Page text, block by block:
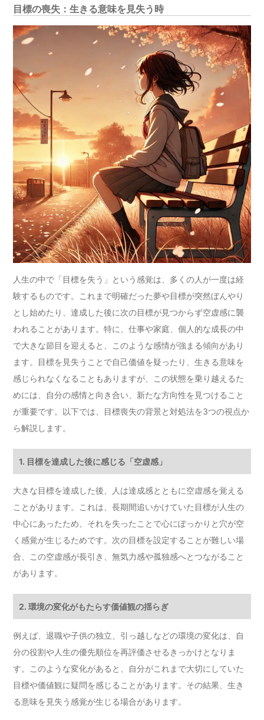
目標の喪失：生きる意味を見失う時
人生の中で「目標を失う」という感覚は、多くの人が一度は経
験するものです。これまで明確だった夢や目標が突然ぼんやり
とし始めたり、達成した後に次の目標が見つからず空虚感に襲
われることがあります。特に、仕事や家庭、個人的な成長の中
で大きな節目を迎えると、このような感情が強まる傾向があり
ます。目標を見失うことで自己価値を疑ったり、生きる意味を
感じられなくなることもありますが、この状態を乗り越えるた
めには、自分の感情と向き合い、新たな方向性を見つけること
が重要です。以下では、目標喪失の背景と対処法を3つの視点か
ら解説します。
1. 目標を達成した後に感じる「空虚感」
大きな目標を達成した後、人は達成感とともに空虚感を覚える
ことがあります。これは、長期間追いかけていた目標が人生の
中心にあったため、それを失ったことで心にぽっかりと穴が空
く感覚が生じるためです。次の目標を設定することが難しい場
合、この空虚感が長引き、無気力感や孤独感へとつながること
があります。
2. 環境の変化がもたらす価値観の揺らぎ
例えば、退職や子供の独立、引っ越しなどの環境の変化は、自
分の役割や人生の優先順位を再評価させるきっかけとなりま
す。このような変化があると、自分がこれまで大切にしていた
目標や価値観に疑問を感じることがあります。その結果、生き
る意味を見失う感覚が生じる場合があります。